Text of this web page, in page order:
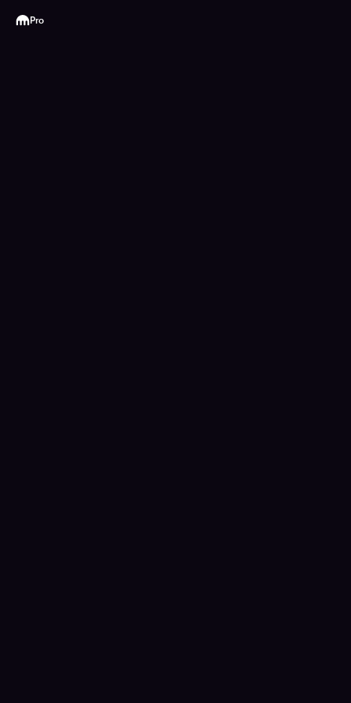
Kraken
Pro